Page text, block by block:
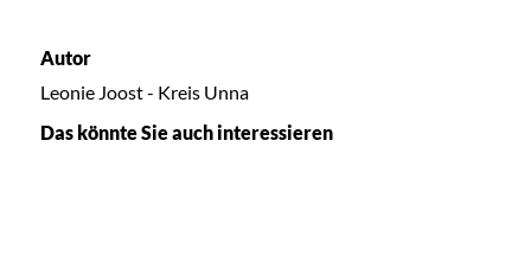
Autor
Leonie Joost - Kreis Unna
Das könnte Sie auch interessieren